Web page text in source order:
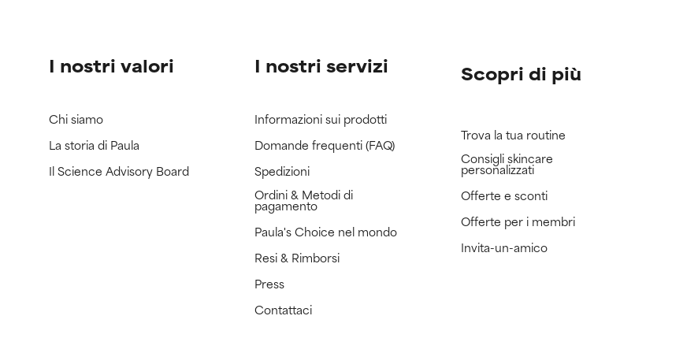
I nostri valori
Chi siamo
La storia di Paula
Il Science Advisory Board
I nostri servizi
Informazioni sui prodotti
Domande frequenti (FAQ)
Spedizioni
Ordini & Metodi di
pagamento
Paula's Choice nel mondo
Resi & Rimborsi
Press
Contattaci
Scopri di più
Trova la tua routine
Consigli skincare
personalizzati
Offerte e sconti
Offerte per i membri
Invita-un-amico